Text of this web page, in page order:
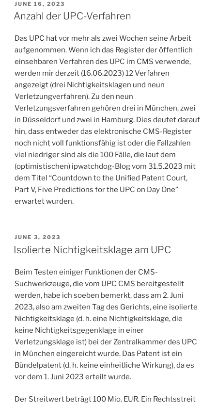
POSTED
ON
JUNE 16, 2023
Anzahl der UPC-Verfahren
Das UPC hat vor mehr als zwei Wochen seine Arbeit
aufgenommen. Wenn ich das Register der öffentlich
einsehbaren Verfahren des UPC im CMS verwende,
werden mir derzeit (16.06.2023) 12 Verfahren
angezeigt (drei Nichtigkeitsklagen und neun
Verletzungverfahren). Zu den neun
Verletzungsverfahren gehören drei in München, zwei
in Düsseldorf und zwei in Hamburg. Dies deutet darauf
hin, dass entweder das elektronische CMS-Register
noch nicht voll funktionsfähig ist oder die Fallzahlen
viel niedriger sind als die 100 Fälle, die laut dem
(optimistischen) ipwatchdog-Blog vom 31.5.2023 mit
dem Titel “Countdown to the Unified Patent Court,
Part V, Five Predictions for the UPC on Day One”
erwartet wurden.
POSTED
ON
JUNE 3, 2023
Isolierte Nichtigkeitsklage am UPC
Beim Testen einiger Funktionen der CMS-
Suchwerkzeuge, die vom UPC CMS bereitgestellt
werden, habe ich soeben bemerkt, dass am 2. Juni
2023, also am zweiten Tag des Gerichts, eine isolierte
Nichtigkeitsklage (d. h. eine Nichtigkeitsklage, die
keine Nichtigkeitsgegenklage in einer
Verletzungsklage ist) bei der Zentralkammer des UPC
in München eingereicht wurde. Das Patent ist ein
Bündelpatent (d. h. keine einheitliche Wirkung), da es
vor dem 1. Juni 2023 erteilt wurde.
Der Streitwert beträgt 100 Mio. EUR. Ein Rechtsstreit